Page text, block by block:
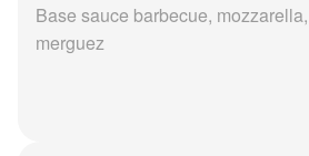
Base sauce barbecue,
merguez